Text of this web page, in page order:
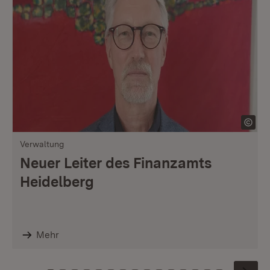
Verwaltung
Neuer Leiter des Finanzamts
Heidelberg
Mehr